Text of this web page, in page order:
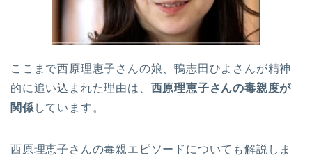
ここまで西原理恵子さんの娘、鴨志田ひよさんが精神
的に追い込まれた理由は、 西原理恵子さんの毒親度が
関係 しています。
西原理恵子さんの毒親エピソードについても解説しま